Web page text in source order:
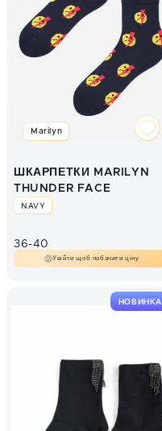
Marilyn
ШКАРПЕТКИ MARILYN
THUNDER FACE
NAVY
36-40
Увійти щоб побачити ціну
НОВИНКА